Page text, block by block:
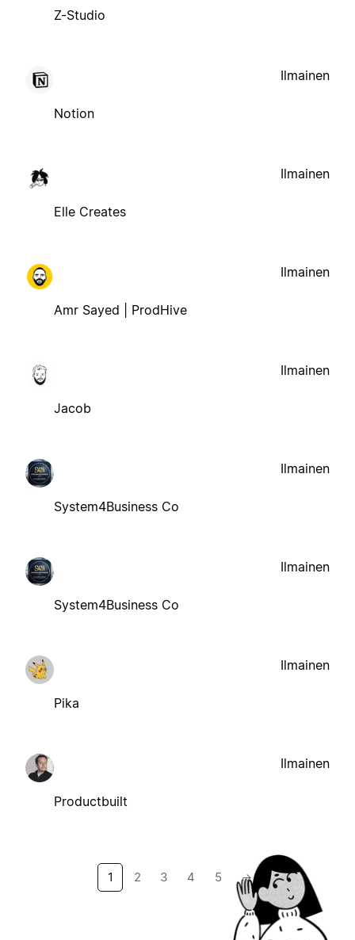
Z-Studio
Notion
Ilmainen
Elle Creates
Ilmainen
Amr Sayed | ProdHive
Ilmainen
Jacob
Ilmainen
System4Business Co
Ilmainen
System4Business Co
Ilmainen
Pika
Ilmainen
Productbuilt
Ilmainen
1 2 3 4 5 →